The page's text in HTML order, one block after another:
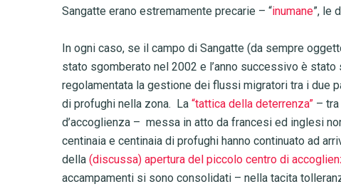
Sangatte erano estremamente precarie – “inumane”, le
In ogni caso, se il campo di Sangatte (da sempre
stato sgomberato nel 2002 e l’anno successivo è stato
regolamentata la gestione dei flussi migratori tra i due
di profughi nella zona. La “tattica della deterrenza” –
d’accoglienza – messa in atto da francesi ed inglesi
centinaia e centinaia di profughi hanno continuato ad
della (discussa) apertura del piccolo centro di
accampamenti si sono consolidati – nella tacita